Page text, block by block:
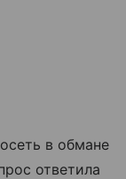
в обмане
ответила